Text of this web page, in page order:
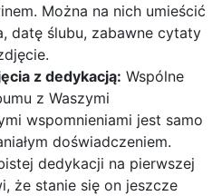
Można na nich umieścić
datę ślubu, zabawne cytaty
z dedykacją: Wspólne
z Waszymi
wspomnieniami jest samo
doświadczeniem.
dedykacji na pierwszej
że stanie się on jeszcze